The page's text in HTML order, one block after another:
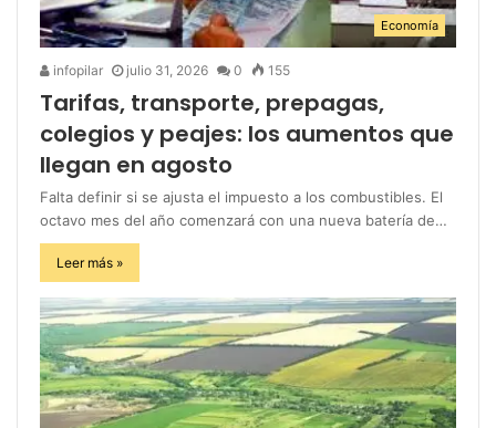
Economía
infopilar julio 31, 2026 0 155
Tarifas, transporte, prepagas,
colegios y peajes: los aumentos que
llegan en agosto
Falta definir si se ajusta el impuesto a los combustibles. El
octavo mes del año comenzará con una nueva batería de…
Leer más »